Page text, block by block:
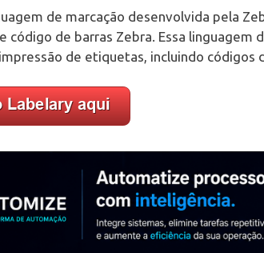
de marcação desenvolvida pela
código de barras Zebra. Essa linguagem
de etiquetas, incluindo